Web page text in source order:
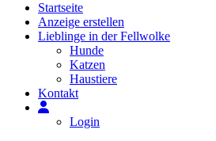
Startseite
Anzeige erstellen
Lieblinge in der Fellwolke
Hunde
Katzen
Haustiere
Kontakt
Login